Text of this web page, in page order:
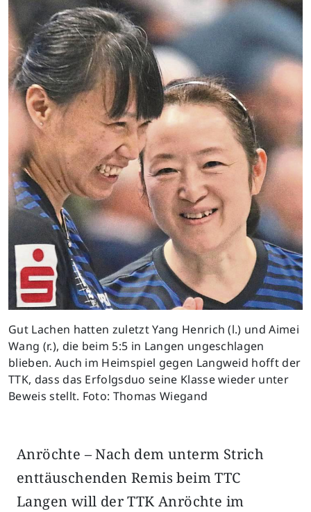
Gut Lachen hatten zuletzt Yang Henrich (l.) und Aimei
Wang (r.), die beim 5:5 in Langen ungeschlagen
blieben. Auch im Heimspiel gegen Langweid hofft der
TTK, dass das Erfolgsduo seine Klasse wieder unter
Beweis stellt. Foto: Thomas Wiegand
Anröchte – Nach dem unterm Strich
enttäuschenden Remis beim TTC
Langen will der TTK Anröchte im